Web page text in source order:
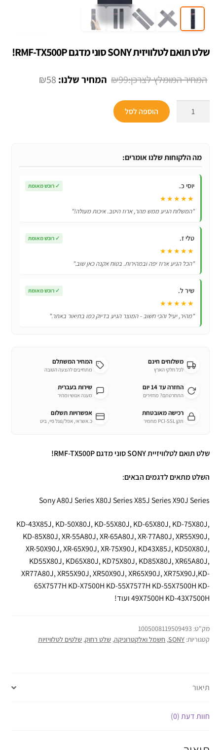
שלט תואם לטלוויזית SONY סוני מדגם RMF-TX500P!
₪99
המחיר
₪58 המחיר
לטלוויזית
סוני
TX500P!
הוספה לסל
מה הלקוחות שלנו אומרים:
יוסי כ. ✓ רוכש מאומת
★★★★★
"המשלוח הגיע ממש מהר, ארוז היטב. איכות מעולה!"
טלי ז. ✓ רוכש מאומת
★★★★★
"הכל הגיע ארוז יפה ובמהירות. בטוח אקנה כאן שוב."
שיר ל. ✓ רוכש מאומת
★★★★★
"מהיר, יעיל והכי חשוב - המוצר הגיע בדיוק כמו בתיאור באתר."
משלוחים חינם
לכל חלקי הארץ
המחיר המשתלם
מתחייבים להצעה הטובה
החזרה עד 14 יום
התחרטתם? מחזירים
שירות בעברית
מענה אנושי ומהיר
רכישה מאובטחת
תקן PCI-SSL מחמיר
אפשרויות תשלום
כ.אשראי, אפל/גוגל פיי, ביט
שלט תואם לטלוויזיית SONY סוני מדגם RMF-TX500P!
השלט מתאים לדגמים הבאים:
Sony A80J Series X80J Series X85J Series X90J Series
KD-43X85J, KD-50X80J, KD-55X80J, KD-65X80J, KD-75X80J,
KD-85X80J, XR-55A80J, XR-65A80J, XR-77A80J, XR55X90J,
XR-50X90J, XR-65X90J, XR-75X90J, KD43X85J, KD50X80J,
KD55X80J, KD65X80J, KD75X80J, KD85X80J, XR65A80J,
XR77A80J, XR55X90J, XR50X90J, XR65X90J, XR75X90J,KD-
65X7577H KD-X7500H KD-55X7577H KD-55X7500H KD-
49X7500H KD-43X7500H ועוד!
מק"ט: 1005008119509493
קטגוריות: SONY
, חשמל ואלקטרוניקה, שלט רחוק, שלטים לטלוויזיות
תיאור
חוות דעת (0)